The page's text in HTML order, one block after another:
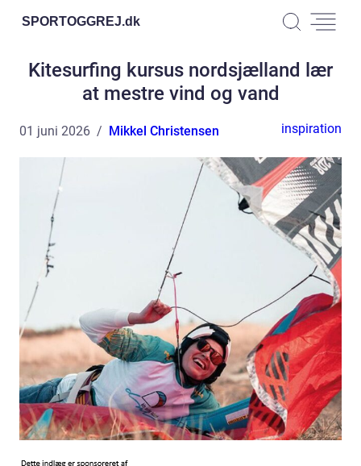
SPORTOGGREJ.dk
Kitesurfing kursus nordsjælland lær
at mestre vind og vand
01 juni 2026 Mikkel Christensen inspiration